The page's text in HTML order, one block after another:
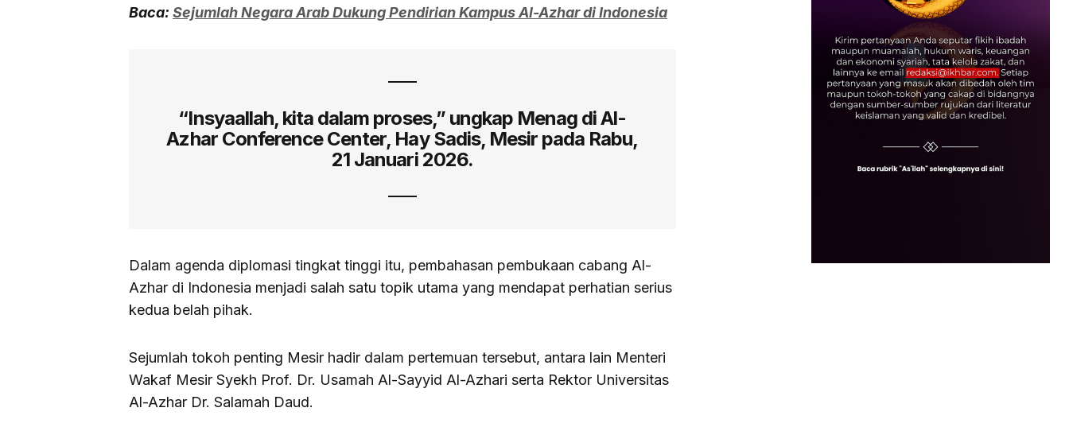
Baca: Sejumlah Negara Arab Dukung Pendirian Kampus Al-Azhar di Indonesia
“Insyaallah, kita dalam proses,” ungkap Menag di Al-
Azhar Conference Center, Hay Sadis, Mesir pada Rabu,
21 Januari 2026.
Dalam agenda diplomasi tingkat tinggi itu, pembahasan pembukaan cabang Al-
Azhar di Indonesia menjadi salah satu topik utama yang mendapat perhatian serius
kedua belah pihak.
Sejumlah tokoh penting Mesir hadir dalam pertemuan tersebut, antara lain Menteri
Wakaf Mesir Syekh Prof. Dr. Usamah Al-Sayyid Al-Azhari serta Rektor Universitas
Al-Azhar Dr. Salamah Daud.